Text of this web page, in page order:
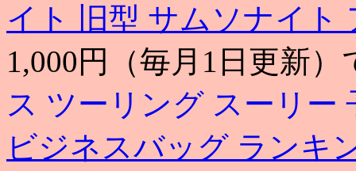
イト 旧型 サムソナイト
1,000円（毎月1日更新
ス ツーリング スーリー
ビジネスバッグ ランキ